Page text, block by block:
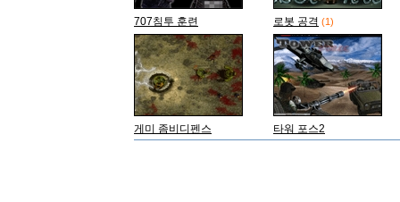
707침투 훈련 로봇 공격 (1)
게미 좀비디펜스 타워 포스2